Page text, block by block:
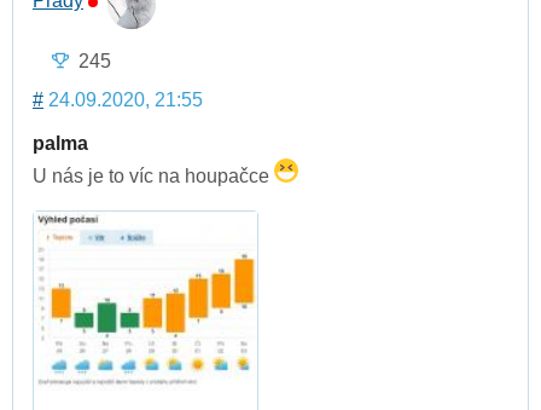
245
# 24.09.2020, 21:55
palma
U nás je to víc na houpačce